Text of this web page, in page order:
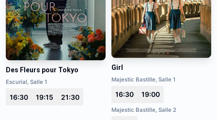
Des Fleurs pour Tokyo
Escurial, Salle 1
16:30 19:15 21:30
Girl
Majestic Bastille, Salle 1
16:30 19:00
Majestic Bastille, Salle 2